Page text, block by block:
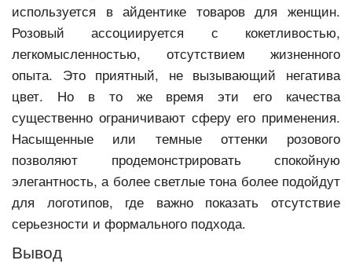
используется в айдентике товаров для женщин.
Розовый ассоциируется с кокетливостью,
легкомысленностью, отсутствием жизненного
опыта. Это приятный, не вызывающий негатива
цвет. Но в то же время эти его качества
существенно ограничивают сферу его применения.
Насыщенные или темные оттенки розового
позволяют продемонстрировать спокойную
элегантность, а более светлые тона более подойдут
для логотипов, где важно показать отсутствие
серьезности и формального подхода.
Вывод